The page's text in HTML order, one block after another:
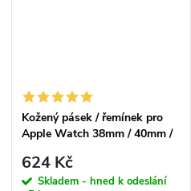
Kožený pásek / řemínek pro
Apple Watch 38mm / 40mm /
Business Brown
624 Kč
Skladem - hned k odeslání